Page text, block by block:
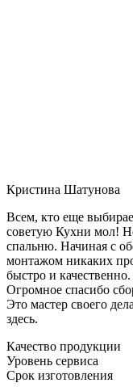
Кристина Шатунова
Всем, кто еще
советую Кухни мол!
спальню. Начиная с
монтажом никаких
быстро и
Огромное спасибо
Это мастер своего
здесь.
Качество продукции
Уровень сервиса
Срок изготовления